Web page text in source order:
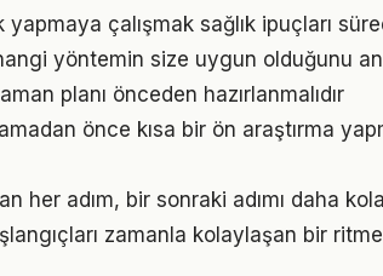
çalışmak sağlık ipuçları
yöntemin size uygun olduğunu
planı önceden hazırlanmalıdır
önce kısa bir ön araştırma
her adım, bir sonraki adımı daha
zamanla kolaylaşan bir